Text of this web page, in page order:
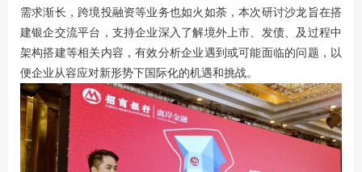
需求渐长，跨境投融资等业务也如火如荼，本次研讨沙龙旨在搭
建银企交流平台，支持企业深入了解境外上市、发债、及过程中
架构搭建等相关内容，有效分析企业遇到或可能面临的问题，以
便企业从容应对新形势下国际化的机遇和挑战。